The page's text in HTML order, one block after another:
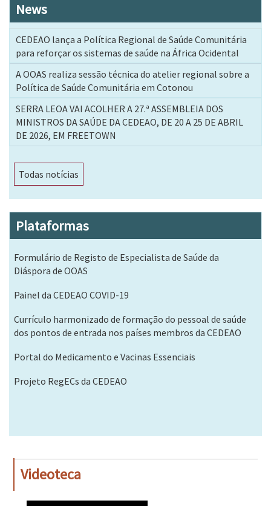
News
CEDEAO lança a Política Regional de Saúde Comunitária
para reforçar os sistemas de saúde na África Ocidental
A OOAS realiza sessão técnica do atelier regional sobre a
Política de Saúde Comunitária em Cotonou
SERRA LEOA VAI ACOLHER A 27.ª ASSEMBLEIA DOS
MINISTROS DA SAÚDE DA CEDEAO, DE 20 A 25 DE ABRIL
DE 2026, EM FREETOWN
Todas notícias
Plataformas
Formulário de Registo de Especialista de Saúde da
Diáspora de OOAS
Painel da CEDEAO COVID-19
Currículo harmonizado de formação do pessoal de saúde
dos pontos de entrada nos países membros da CEDEAO
Portal do Medicamento e Vacinas Essenciais
Projeto RegECs da CEDEAO
Videoteca